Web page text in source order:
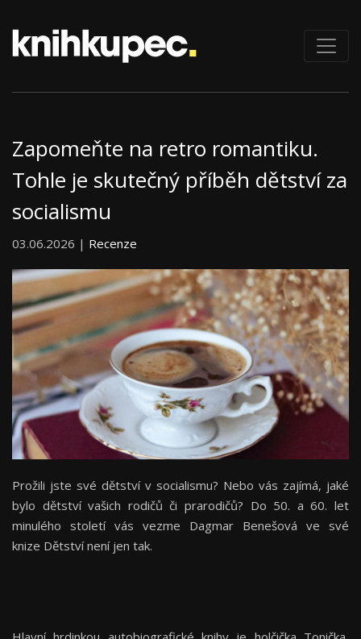
Zapomeňte na retro romantiku.
Tohle je skutečný příběh dětství za
socialismu
03.06.2026 | Recenze
Prožili jste své dětství v socialismu? Nebo vás zajímá, jaké
bylo dětství vašich rodičů či prarodičů? Do 50. a 60. let
minulého století vás vezme Dagmar Benešová ve své
knize Dětství není jen tak.